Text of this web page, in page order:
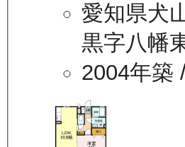
愛知県犬
黒字八幡
2004年築